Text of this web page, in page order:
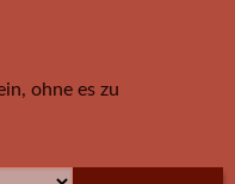
ohne es zu